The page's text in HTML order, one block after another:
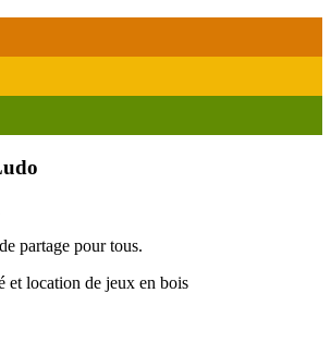
partage pour tous.
et location de jeux en bois